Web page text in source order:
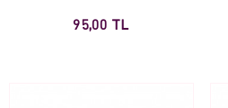
95,00 TL